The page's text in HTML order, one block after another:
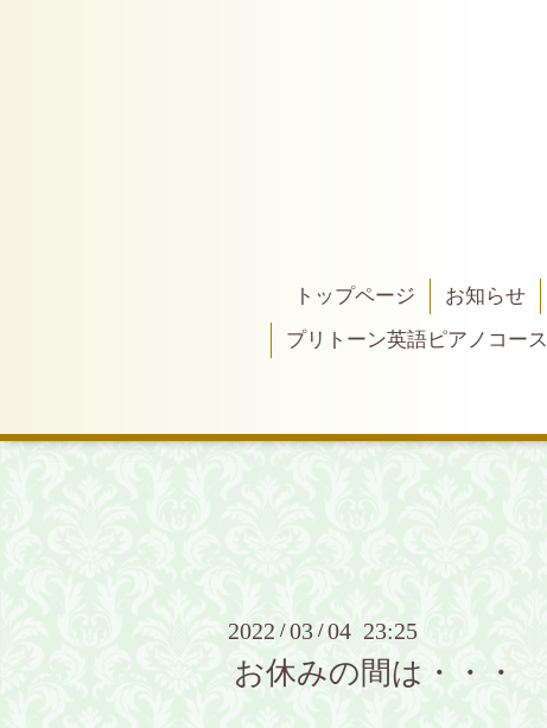
トップページ お知らせ
プリトーン英語ピアノコース
2022 /03 /04 23:25
お休みの間は・・・